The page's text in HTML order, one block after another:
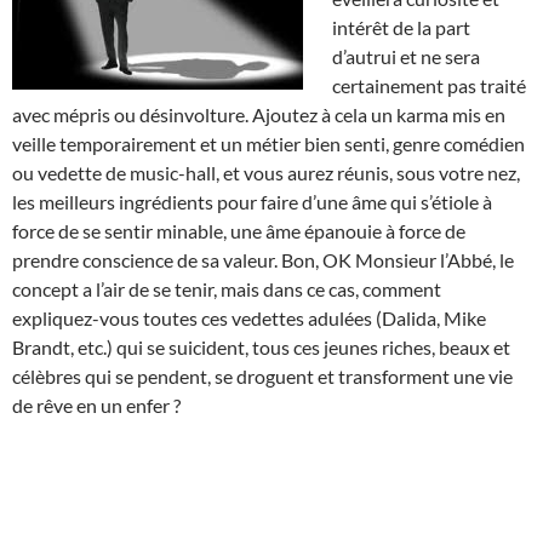
intérêt de la part
d’autrui et ne sera
certainement pas traité
avec mépris ou désinvolture. Ajoutez à cela un karma mis en
veille temporairement et un métier bien senti, genre comédien
ou vedette de music-hall, et vous aurez réunis, sous votre nez,
les meilleurs ingrédients pour faire d’une âme qui s’étiole à
force de se sentir minable, une âme épanouie à force de
prendre conscience de sa valeur. Bon, OK Monsieur l’Abbé, le
concept a l’air de se tenir, mais dans ce cas, comment
expliquez-vous toutes ces vedettes adulées (Dalida, Mike
Brandt, etc.) qui se suicident, tous ces jeunes riches, beaux et
célèbres qui se pendent, se droguent et transforment une vie
de rêve en un enfer ?